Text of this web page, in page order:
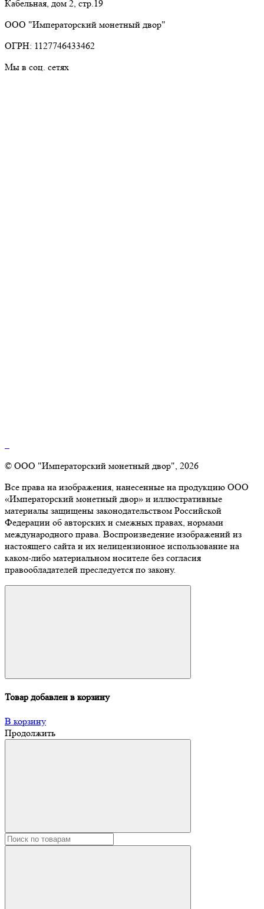
Кабельная, дом 2, стр.19
ООО "Императорский монетный двор"
ОГРН: 1127746433462
Мы в соц. сетях
© ООО "Императорский монетный двор", 2026
Все права на изображения, нанесенные на продукцию ООО
«Императорский монетный двор» и иллюстративные
материалы защищены законодательством Российской
Федерации об авторских и смежных правах, нормами
международного права. Воспроизведение изображений из
настоящего сайта и их нелицензионное использование на
каком-либо материальном носителе без согласия
правообладателей преследуется по закону.
Товар добавлен в корзину
В корзину
Продолжить